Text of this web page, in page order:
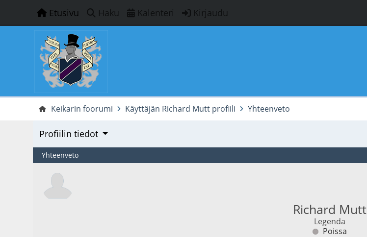
Etusivu Haku Kalenteri Kirjaudu
Keikarin foorumi Käyttäjän Richard Mutt profiili Yhteenveto
Profiilin tiedot
Yhteenveto
Richard Mutt
Legenda
Poissa